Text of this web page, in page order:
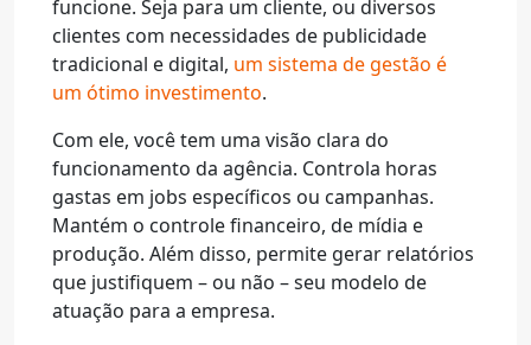
funcione. Seja para um cliente, ou diversos
clientes com necessidades de publicidade
tradicional e digital, um sistema de gestão é
um ótimo investimento.
Com ele, você tem uma visão clara do
funcionamento da agência. Controla horas
gastas em jobs específicos ou campanhas.
Mantém o controle financeiro, de mídia e
produção. Além disso, permite gerar relatórios
que justifiquem – ou não – seu modelo de
atuação para a empresa.